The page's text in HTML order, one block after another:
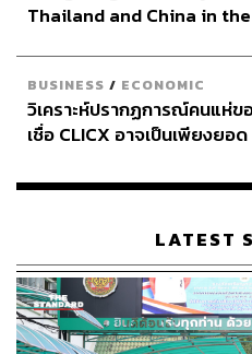
ถึงจะเริ่มเอามาให้คนอื่นฟังแบบ
เพราะได้เจอเพื่อนที่ชอบฟังเ
คนเดียวมาเป็นมีเพื่อนที่แรป
เพื่อนคนหนึ่งทำบีตบ็อกซ์ได้ เดิ
เปลี่ยนไปเลย เพราะถ้าไม่มีเพื่
บ้านเหมือนเดิมก็ได้ แต่พอมีเพื่
กัน ไปงานแรปด้วยกัน เหมือนไ
พาตัวตนของเราเข้าไปอยู่ในนั้
Thailand and China in
BUSINESS / ECONOMIC
วิเคราะห์ปรากฏการณ์คนแห่ข
เชื่อ CLICX อาจเป็นเพียงยอด
เรือนไทยที่ถูกซุกไว้
LATEST